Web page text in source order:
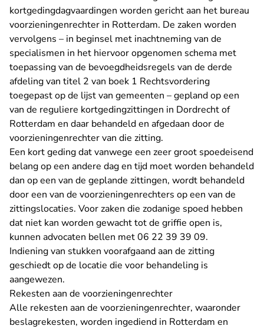
kortgedingdagvaardingen worden gericht aan het bureau
voorzieningenrechter in Rotterdam. De zaken worden
vervolgens – in beginsel met inachtneming van de
specialismen in het hiervoor opgenomen schema met
toepassing van de bevoegdheidsregels van de derde
afdeling van titel 2 van boek 1 Rechtsvordering
toegepast op de lijst van gemeenten – gepland op een
van de reguliere kortgedingzittingen in Dordrecht of
Rotterdam en daar behandeld en afgedaan door de
voorzieningenrechter van die zitting.
Een kort gedingdat vanwege een zeer groot spoedeisend
belang op een andere dag en tijd moet worden behandeld
dan op een van de geplande zittingen, wordt behandeld
door een van de voorzieningenrechters op een van de
zittingslocaties. Voor zaken die zodanige spoed hebben
dat niet kan worden gewacht tot de griffie open is,
kunnen advocaten bellen met 06 22 39 39 09.
Indiening van stukken voorafgaand aan de zitting
geschiedt op de locatie die voor behandeling is
aangewezen.
Rekesten aan de voorzieningenrechter
Alle rekesten aan de voorzieningenrechter, waaronder
beslagrekesten, worden ingediend in Rotterdam en